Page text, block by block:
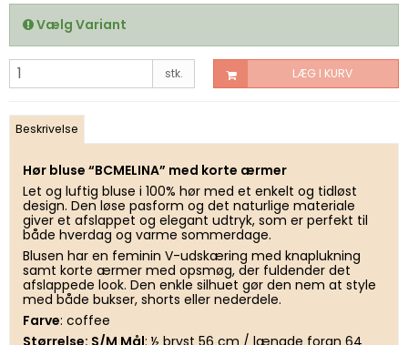
Vælg Variant
stk. LÆG I KURV
Beskrivelse
Hør bluse “BCMELINA” med korte ærmer
Let og luftig bluse i 100% hør med et enkelt og tidløst
design. Den løse pasform og det naturlige materiale
giver et afslappet og elegant udtryk, som er perfekt til
både hverdag og varme sommerdage.
Blusen har en feminin V-udskæring med knaplukning
samt korte ærmer med opsmøg, der fuldender det
afslappede look. Den enkle silhuet gør den nem at style
med både bukser, shorts eller nederdele.
Farve: coffee